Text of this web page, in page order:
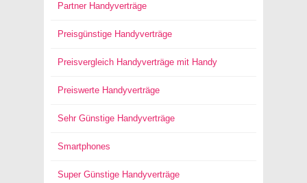
Partner Handyverträge
Preisgünstige Handyverträge
Preisvergleich Handyverträge mit Handy
Preiswerte Handyverträge
Sehr Günstige Handyverträge
Smartphones
Super Günstige Handyverträge